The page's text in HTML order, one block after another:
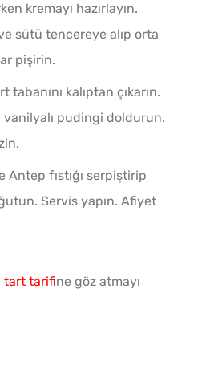
kremayı hazırlayın.
sütü tencereye alıp orta
pişirin.
kalıptan çıkarın.
vanilyalı pudingi doldurun.
Antep fıstığı serpiştirip
Servis yapın. Afiyet
tart tarifine göz atmayı